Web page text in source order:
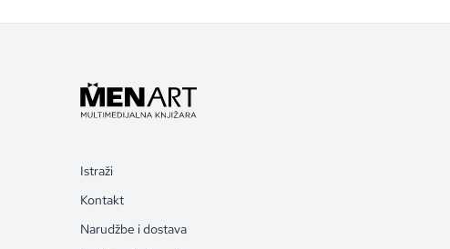
Istraži
Kontakt
Narudžbe i dostava